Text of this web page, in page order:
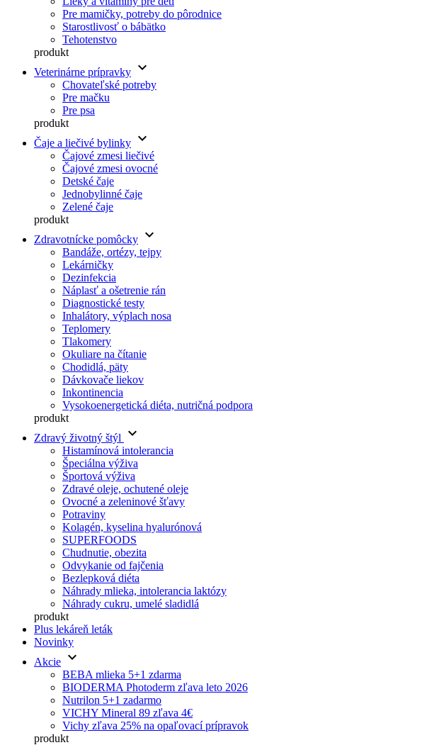
Pre mamičky, potreby do pôrodnice
Starostlivosť o bábätko
Tehotenstvo
produkt
Veterinárne prípravky keyboard_arrow_down
Chovateľské potreby
Pre mačku
Pre psa
produkt
Čaje a liečivé bylinky keyboard_arrow_down
Čajové zmesi liečivé
Čajové zmesi ovocné
Detské čaje
Jednobylinné čaje
Zelené čaje
produkt
Zdravotnícke pomôcky keyboard_arrow_down
Bandáže, ortézy, tejpy
Lekárničky
Dezinfekcia
Náplasť a ošetrenie rán
Diagnostické testy
Inhalátory, výplach nosa
Teplomery
Tlakomery
Okuliare na čítanie
Chodidlá, päty
Dávkovače liekov
Inkontinencia
Vysokoenergetická diéta, nutričná podpora
produkt
Zdravý životný štýl
keyboard_arrow_down
Histamínová intolerancia
Špeciálna výživa
Športová výživa
Zdravé oleje, ochutené oleje
Ovocné a zeleninové šťavy
Potraviny
Kolagén, kyselina hyalurónová
SUPERFOODS
Chudnutie, obezita
Odvykanie od fajčenia
Bezlepková diéta
Náhrady mlieka, intolerancia laktózy
Náhrady cukru, umelé sladidlá
produkt
Plus lekáreň leták
Novinky
Akcie keyboard_arrow_down
BEBA mlieka 5+1 zdarma
BIODERMA Photoderm zľava leto 2026
Nutrilon 5+1 zadarmo
VICHY Mineral 89 zľava 4€
Vichy zľava 25% na opaľovací prípravok
produkt